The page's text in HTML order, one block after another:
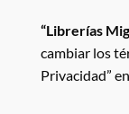
“Librerías
cambiar los
Privacidad”